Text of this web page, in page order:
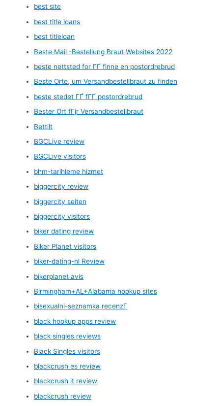
best site
best title loans
best titleloan
Beste Mail -Bestellung Braut Websites 2022
beste nettsted for ГҐ finne en postordrebrud
Beste Orte, um Versandbestellbraut zu finden
beste stedet ГҐ fГҐ postordrebrud
Bester Ort fГјr Versandbestellbraut
Bettilt
BGCLive review
BGCLive visitors
bhm-tarihleme hizmet
biggercity review
biggercity seiten
biggercity visitors
biker dating review
Biker Planet visitors
biker-dating-nl Review
bikerplanet avis
Birmingham+AL+Alabama hookup sites
bisexualni-seznamka recenzГ­
black hookup apps review
black singles reviews
Black Singles visitors
blackcrush es review
blackcrush it review
blackcrush review